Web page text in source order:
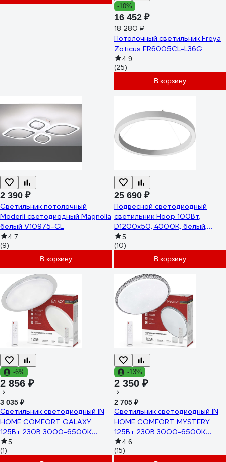
-10%
16 452 ₽
18 280 ₽
Потолочный светильник Freya
Zoticus FR6005CL-L36G
4.9
(25)
В корзину
2 390 ₽
Светильник потолочный
Moderli светодиодный Magnolia
белый V10975-CL
4.7
(9)
В корзину
25 690 ₽
Подвесной светодиодный
светильник Hoop 100Вт,
D1200x50, 4000К, белый,
подвесной, IP40
ВСЕСВЕТОДИОДЫ vs-ds-
Hoop-D1200x50-100w-4k-w-p
5
(10)
В корзину
-6%
2 856 ₽
3 035 ₽
Светильник светодиодный IN
HOME COMFORT GALAXY
125Вт 230В 3000-6500K
10000Лм 565x80мм с пультом
ДУ 4690612059495
5
(1)
-13%
2 350 ₽
2 705 ₽
Светильник светодиодный IN
HOME COMFORT MYSTERY
125Вт 230В 3000-6500K
10000Лм 500x80мм с
пультом ДУ 4690612059525
4.6
(15)